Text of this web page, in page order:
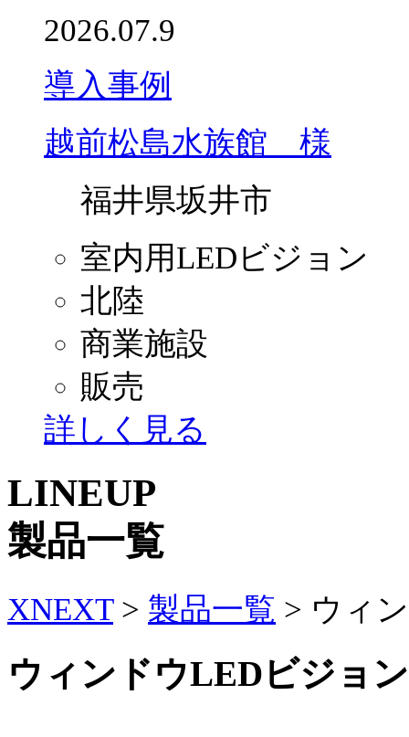
2026.07.9
導入事例
越前松島水族館 様
福井県坂井市
室内用LEDビジョン
北陸
商業施設
販売
詳しく見る
LINEUP
製品一覧
XNEXT> 製品一覧 > ウィ
ウィンドウLEDビジョン